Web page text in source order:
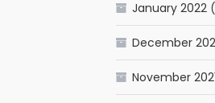
January 2022
December
November